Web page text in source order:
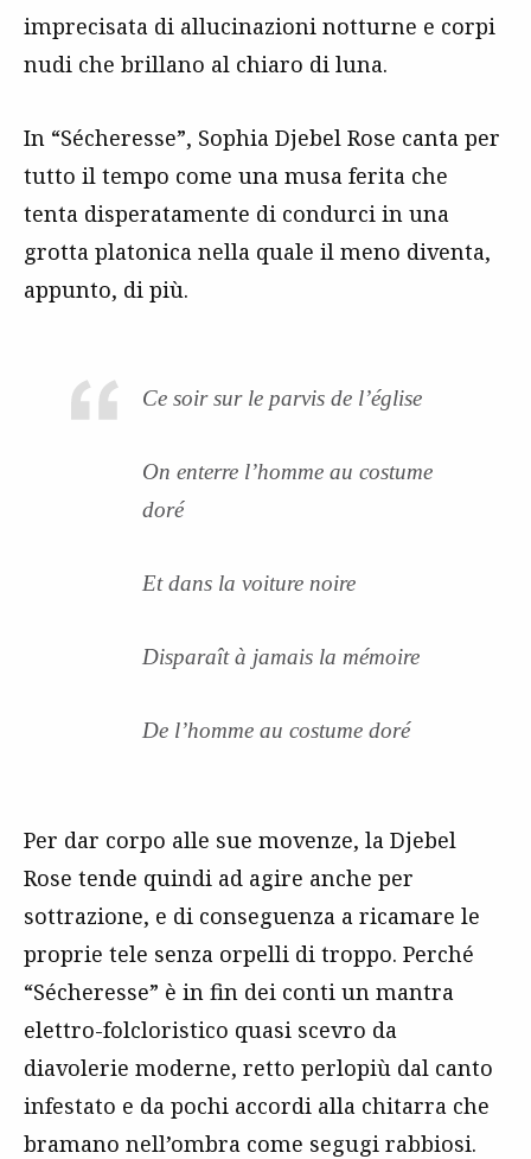
imprecisata di allucinazioni notturne e corpi
nudi che brillano al chiaro di luna.
In “Sécheresse”, Sophia Djebel Rose canta per
tutto il tempo come una musa ferita che
tenta disperatamente di condurci in una
grotta platonica nella quale il meno diventa,
appunto, di più.
Ce soir sur le parvis de l’église
On enterre l’homme au costume
doré
Et dans la voiture noire
Disparaît à jamais la mémoire
De l’homme au costume doré
Per dar corpo alle sue movenze, la Djebel
Rose tende quindi ad agire anche per
sottrazione, e di conseguenza a ricamare le
proprie tele senza orpelli di troppo. Perché
“Sécheresse” è in fin dei conti un mantra
elettro-folcloristico quasi scevro da
diavolerie moderne, retto perlopiù dal canto
infestato e da pochi accordi alla chitarra che
bramano nell’ombra come segugi rabbiosi.